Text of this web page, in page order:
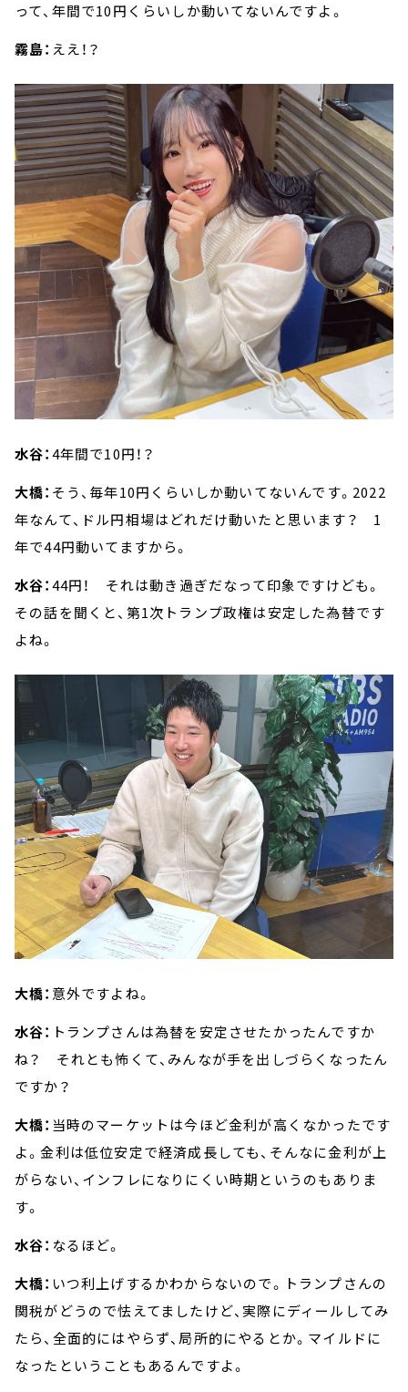
って、年間で10円くらいしか動いてないんですよ。
霧島： ええ！？
水谷：4年間で10円！？
大橋： そう、毎年10円くらいしか動いてないんです。2022
年なんて、ドル円相場はどれだけ動いたと思います？ 1
年で44円動いてますから。
水谷：44円！ それは動き過ぎだなって印象ですけども。
その話を聞くと、第1次トランプ政権は安定した為替です
よね。
大橋： 意外ですよね。
水谷： トランプさんは為替を安定させたかったんですか
ね？ それとも怖くて、みんなが手を出しづらくなったん
ですか？
大橋： 当時のマーケットは今ほど金利が高くなかったです
よ。金利は低位安定で経済成長しても、そんなに金利が上
がらない、インフレになりにくい時期というのもありま
す。
水谷： なるほど。
大橋： いつ利上げするかわからないので。トランプさんの
関税がどうので怯えてましたけど、実際にディールしてみ
たら、全面的にはやらず、局所的にやるとか。マイルドに
なったということもあるんですよ。